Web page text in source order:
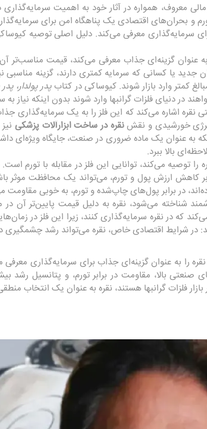
معروف، همواره در آثار خود به اهمیت سرمایه‌گذاری
و بحران‌های اقتصادی یک پناهگاه امن برای
سرمایه‌گذاری معرفی می‌کند. دلیل اصلی توصیه
به عنوان گزینه‌ای جذاب معرفی می‌کند، قیمت مناسب‌تر
یا کسانی که سرمایه کمتری دارند، گزینه مناسبی
کمتر وارد بازار شوند. کیوساکی در کتابپدر پولدار،
در دنیای فلزات گرانبها وارد شوند بدون اینکه نیاز
اشاره می‌کند که این فلز را به یک سرمایه‌گذاری
خورشیدی و نقشنقره در ساخت ابزارآلات پزشکی
به عنوان یک ماده ضروری در صنعت، جایگاه ویژه‌ای
بالا ببرد.
را توصیه می‌کند، توانایی این فلز در مقابله با تورم
کاهش ارزش پول و تورم، می‌تواند یک محافظت موثر
در برابر پول‌های چاپ‌شده و تورم، به خوبی مقاومت
شناخته می‌شود، نقره به دلیل قیمت پایین‌تر آن در
که در نقره سرمایه‌گذاری کنند، زیرا این فلز در
در شرایط اقتصادی خاص، نقره می‌تواند رشد چشمگیری
را به عنوان گزینه‌ای جذاب برای سرمایه‌گذاری
بالا، مقاومت در برابر تورم، و پتانسیل رشد
فلزات گرانبها هستند، نقره به عنوان یک انتخاب